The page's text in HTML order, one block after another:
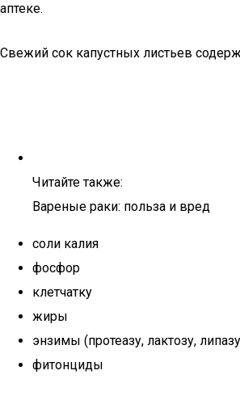
аптеке.
Свежий сок капустных листьев
Читайте также:
Вареные раки: польза и вред
соли калия
фосфор
клетчатку
жиры
энзимы (протеазу, лактозу,
фитонциды